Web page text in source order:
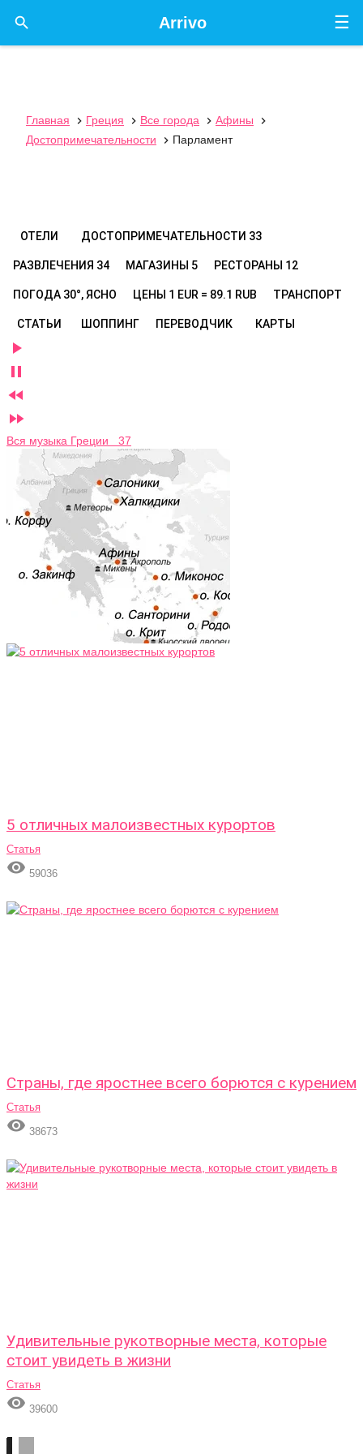
☰
Arrivo

Главная  Греция  Все города  Афины

Достопримечательности
 Парламент
ОТЕЛИ ДОСТОПРИМЕЧАТЕЛЬНОСТИ 33
РАЗВЛЕЧЕНИЯ 34 МАГАЗИНЫ 5 РЕСТОРАНЫ 12
ПОГОДА 30°, ЯСНО ЦЕНЫ 1 EUR = 89.1 RUB ТРАНСПОРТ
СТАТЬИ ШОППИНГ ПЕРЕВОДЧИК КАРТЫ




Вся музыка Греции 37
5 отличных малоизвестных курортов
Статья
 59036
Страны, где яростнее всего борются с курением
Статья
 38673
Удивительные рукотворные места, которые
стоит увидеть в жизни
Статья
 39600